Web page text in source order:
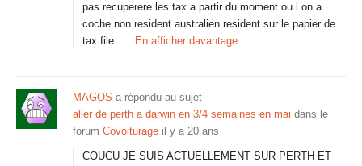
pas recuperere les tax a partir du moment ou l on a
coche non resident australien resident sur le papier de
tax file…
En afficher davantage
MAGOS a répondu au sujet
aller de perth a darwin en 3/4 semaines en mai dans le
forum Covoiturage il y a 20 ans
COUCU JE SUIS ACTUELLEMENT SUR PERTH ET